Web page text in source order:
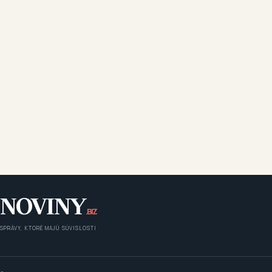
NOVINY.BIZ
SPRÁVY, KTORÉ MAJÚ SÚVISLOSTI